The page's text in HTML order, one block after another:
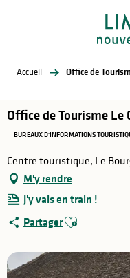
Accueil
Office de Tourisme Le
BUREAUX D'INFORMATIONS
Centre touristique, Le
M'y rendre
J'y vais en train !
PartagerAjouter aux